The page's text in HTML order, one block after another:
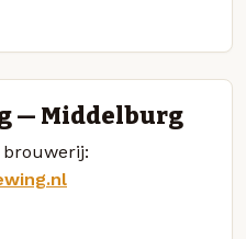
— Middelburg
brouwerij: